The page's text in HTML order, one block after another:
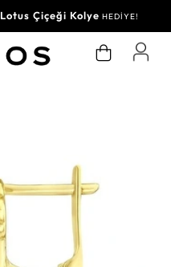
Lotus Çiçeği Kolye HEDİYE!